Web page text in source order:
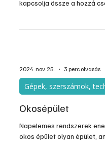
Az okosmérés a háztartás
kapcsolja össze a hozzá
2024. nov. 25. 3 perc olvasás
Gépek, szerszámok,
Okosépület